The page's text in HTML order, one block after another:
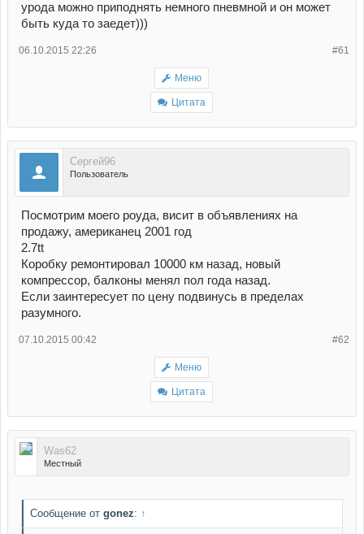
урода можно приподнять немного пневмной и он может
быть куда то заедет)))
#61
06.10.2015 22:26
Меню
Цитата
Сергей96
Пользователь
Посмотрим моего роуда, висит в объявлениях на
продажу, американец 2001 год
2.7tt
Коробку ремонтировал 10000 км назад, новый
компрессор, балконы менял пол года назад.
Если заинтересует по цену подвинусь в пределах
разумного.
#62
07.10.2015 00:42
Меню
Цитата
Was62
Местный
Сообщение от gonez: ↑